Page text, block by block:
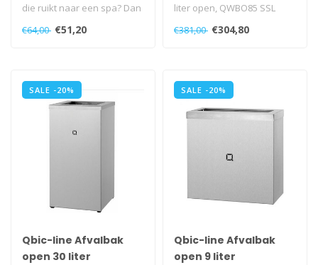
die ruikt naar een spa? Dan
zit u goed met het geurp..
€64,00 €51,20
liter open, QWBO85 SSL
€381,00 €304,80
SALE -20%
Qbic-line Afvalbak
open 30 liter
SALE -20%
Qbic-line Afvalbak
open 9 liter